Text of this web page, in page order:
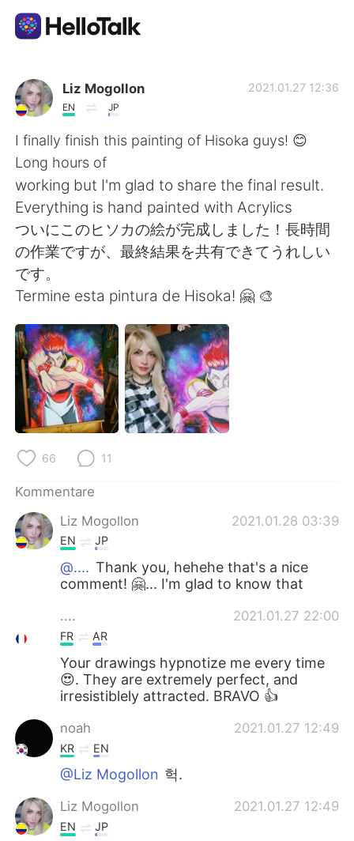
Sprachaustausch-App
AI Grammar Checker
Deutsch
English 简体中文
繁體中文
日本語 한국어
Русский ไทย
Indonesia Italiano
Português
Liz Mogollon
EN JP
2021.01.27 12:36
I finally finish this painting of Hisoka guys! 😊
Long hours of
working but I'm glad to share the final result.
Everything is hand painted with Acrylics
ついにこのヒソカの絵が完成しました！長時間
の作業ですが、最終結果を共有できてうれしい
です。
Termine esta pintura de Hisoka! 🤗 🎨
66 11
Kommentare
Liz Mogollon
2021.01.28 03:39
EN JP
@.... Thank you, hehehe that's a nice
comment! 🤗... I'm glad to know that
.... 2021.01.27 22:00
FR AR
Your drawings hypnotize me every time
😍. They are extremely perfect, and
irresistiblely attracted. BRAVO 👍
noah 2021.01.27 12:49
KR EN
@Liz Mogollon 헉.
Liz Mogollon 2021.01.27 12:49
EN JP